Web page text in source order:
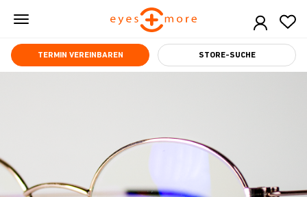
Skip
main
content
TERMIN VEREINBAREN STORE-SUCHE